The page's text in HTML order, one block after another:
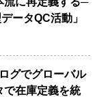
ータQC活動」
グでグローバル
で在庫定義を統